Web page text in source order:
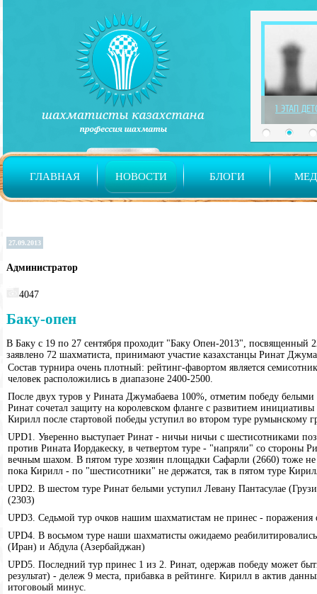
ГЛАВНАЯ НОВОСТИ БЛОГИ
1 ЭТАП
27.09.2013
Администратор
4047
Баку-опен
В Баку с 19 по 27 сентября проходит "Баку Опен-2013",
заявлено 72 шахматиста, принимают участие казахстанцы Ринат
Состав турнира очень плотный: рейтинг-фавортом является
человек расположились в диапазоне 2400-2500.
После двух туров у Рината Джумабаева 100%, отметим победу
Ринат сочетал защиту на королевском фланге с развитием
Кирилл после стартовой победы уступил во втором туре румынскому
UPD1. Уверенно выступает Ринат - ничьи ничьи с шестисотниками
против Рината Иордакеску, в четвертом туре - "напряли" со стороны
вечным шахом. В пятом туре хозяин площадки Сафарли (2660) тоже
пока Кирилл - по "шестисотники" не держатся, так в пятом туре
UPD2. В шестом туре Ринат белыми уступил Левану Пантасулае
(2303)
UPD3. Седьмой тур очков нашим шахматистам не принес -
UPD4. В восьмом туре наши шахматисты ожидаемо
(Иран) и Абдула (Азербайджан)
UPD5. Последний тур принес 1 из 2. Ринат, одержав победу может
результат) - дележ 9 места, прибавка в рейтинге. Кирилл в актив
итоговоый минус.